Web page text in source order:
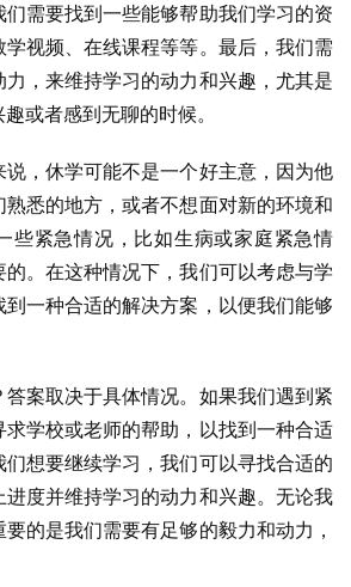
需要找到一些能够帮助我们学习的资
视频、在线课程等等。最后，我们需
，来维持学习的动力和兴趣，尤其是
或者感到无聊的时候。
，休学可能不是一个好主意，因为他
悉的地方，或者不想面对新的环境和
些紧急情况，比如生病或家庭紧急情
。在这种情况下，我们可以考虑与学
一种合适的解决方案，以便我们能够
案取决于具体情况。如果我们遇到紧
学校或老师的帮助，以找到一种合适
想要继续学习，我们可以寻找合适的
度并维持学习的动力和兴趣。无论我
的是我们需要有足够的毅力和动力，